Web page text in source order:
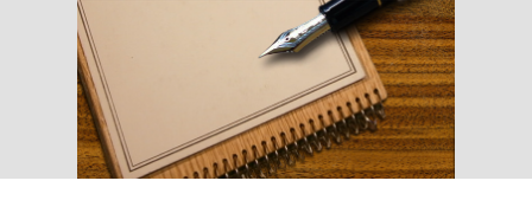
清野裕司の談話室
コラムバックナンバー